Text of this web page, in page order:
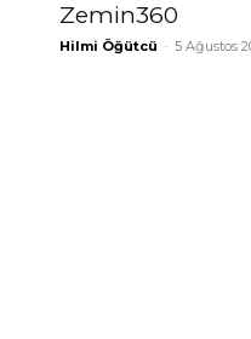
Zemin360
Hilmi Öğütcü - 5 Ağustos